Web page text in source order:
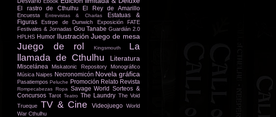
El rastro de Cthulhu El Rey de Amarillo
Encuesta Entrevistas & Charlas
Estatuas &
Figuras
Estirpe de Dunwich Exposición
FATE
Festivales & Jornadas Gou Tanabe Guardián 2.0
HPLHS Humor Ilustración Juego de mesa
Juego de rol Kingsmouth
La
llamada de Cthulhu
Literatura
Miscelánea Miskatonic Repository
Monográfico
Música Naipes Necronomicón Novela gráfica
Pasatiempos Peluche Promoción Relato Revista
Rompecabezas Ropa Savage World Sorteos &
Concursos Tarot Teatro The Laundry The Void
Trueque TV & Cine Videojuego World
War Cthulhu